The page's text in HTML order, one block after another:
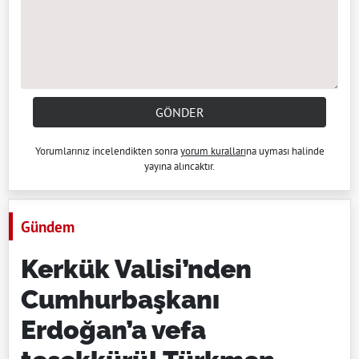
GÖNDER
Yorumlarınız incelendikten sonrayorum kurallarına uyması halinde
yayına alıncaktır.
Gündem
Kerkük Valisi’nden
Cumhurbaşkanı
Erdoğan’a vefa